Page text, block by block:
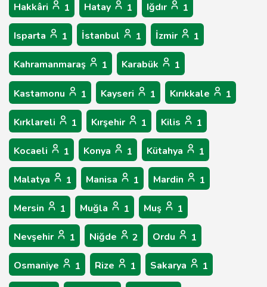
Hakkâri 1 Hatay 1 Iğdır 1
Isparta 1 İstanbul 1 İzmir 1
Kahramanmaraş 1 Karabük 1
Kastamonu 1 Kayseri 1 Kırıkkale 1
Kırklareli 1 Kırşehir 1 Kilis 1
Kocaeli 1 Konya 1 Kütahya 1
Malatya 1 Manisa 1 Mardin 1
Mersin 1 Muğla 1 Muş 1
Nevşehir 1 Niğde 2 Ordu 1
Osmaniye 1 Rize 1 Sakarya 1